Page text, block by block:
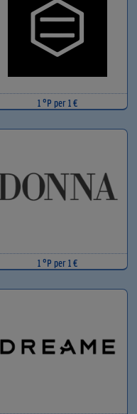
1 °P per 1 €
1 °P per 1 €